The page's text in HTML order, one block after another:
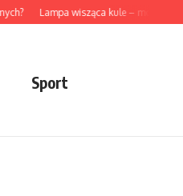
Lampa wisząca kule – modny akcent
Sport